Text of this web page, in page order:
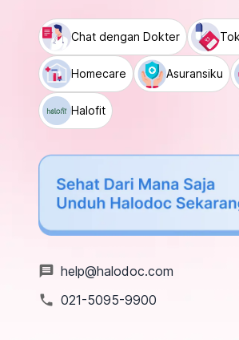
Chat dengan Dokter
Homecare Asuransiku
Halofit
message help@halodoc.com
local_phone 021-5095-9900